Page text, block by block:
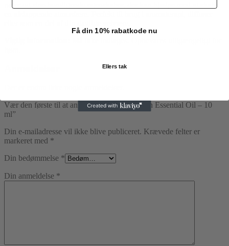
noter og sine beroligende egenskaber, der kan hjælpe med at skabe
Vær den første til at anmelde “MayJam Myrrh Essential Oil – 10
ml”
Din e-mailadresse vil ikke blive publiceret. Krævede felter er
markeret med *
Din bedømmelse *
Din anmeldelse *
Få din 10% rabatkode nu
Ellers tak